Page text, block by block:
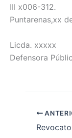
III x006-312.
Puntarenas,xx
Licda. xxxxx
Defensora